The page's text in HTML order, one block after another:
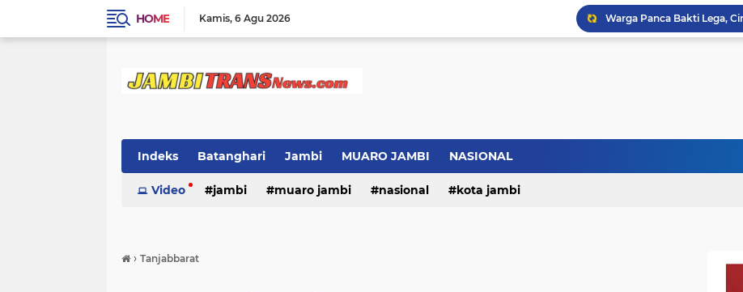
HOME Kamis 6 Agu 2026
Indeks Batanghari Jambi MUARO JAMBI NASIONAL
Video jambi muaro jambi nasional kota jambi
› Tanjabbarat